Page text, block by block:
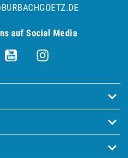
auf Social Media